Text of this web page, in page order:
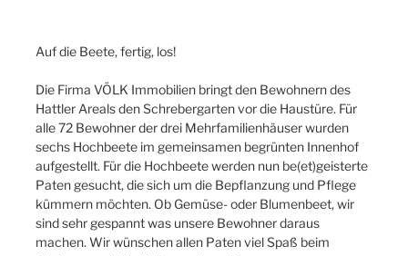
Auf die Beete, fertig, los!
Die Firma VÖLK Immobilien bringt den Bewohnern des
Hattler Areals den Schrebergarten vor die Haustüre. Für
alle 72 Bewohner der drei Mehrfamilienhäuser wurden
sechs Hochbeete im gemeinsamen begrünten Innenhof
aufgestellt. Für die Hochbeete werden nun be(et)geisterte
Paten gesucht, die sich um die Bepflanzung und Pflege
kümmern möchten. Ob Gemüse- oder Blumenbeet, wir
sind sehr gespannt was unsere Bewohner daraus
machen. Wir wünschen allen Paten viel Spaß beim